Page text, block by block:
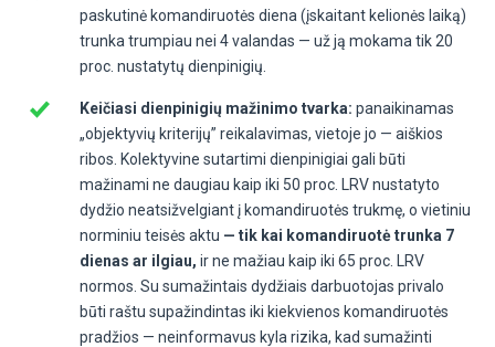
paskutinė komandiruotės diena (įskaitant kelionės laiką)
trunka trumpiau nei 4 valandas — už ją mokama tik 20
proc. nustatytų dienpinigių.
Keičiasi dienpinigių mažinimo tvarka: panaikinamas
„objektyvių kriterijų” reikalavimas, vietoje jo — aiškios
ribos. Kolektyvine sutartimi dienpinigiai gali būti
mažinami ne daugiau kaip iki 50 proc. LRV nustatyto
dydžio neatsižvelgiant į komandiruotės trukmę, o vietiniu
norminiu teisės aktu — tik kai komandiruotė trunka 7
dienas ar ilgiau, ir ne mažiau kaip iki 65 proc. LRV
normos. Su sumažintais dydžiais darbuotojas privalo
būti raštu supažindintas iki kiekvienos komandiruotės
pradžios — neinformavus kyla rizika, kad sumažinti